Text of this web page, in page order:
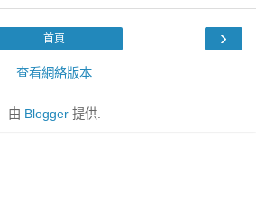
›
首頁
查看網絡版本
由 Blogger提供.